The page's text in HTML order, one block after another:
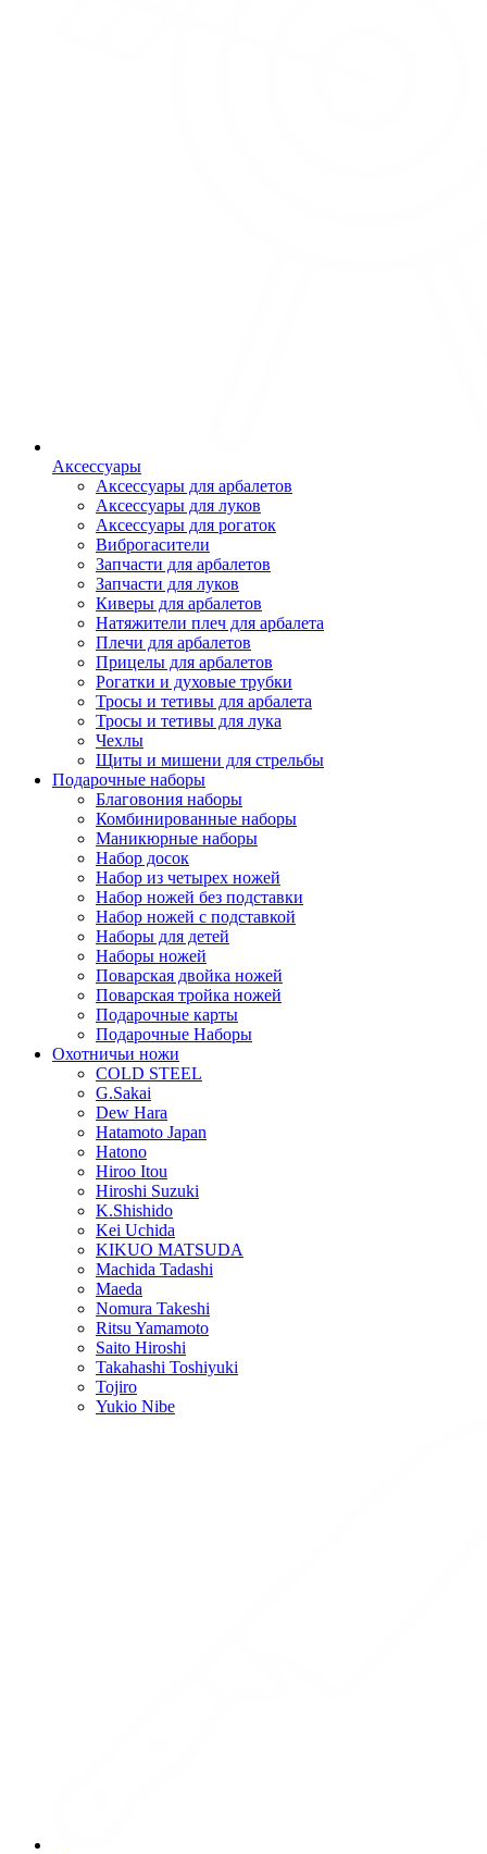
Аксессуары
Аксессуары для арбалетов
Аксессуары для луков
Аксессуары для рогаток
Виброгасители
Запчасти для арбалетов
Запчасти для луков
Киверы для арбалетов
Натяжители плеч для арбалета
Плечи для арбалетов
Прицелы для арбалетов
Рогатки и духовые трубки
Тросы и тетивы для арбалета
Тросы и тетивы для лука
Чехлы
Щиты и мишени для стрельбы
Подарочные наборы
Благовония наборы
Комбинированные наборы
Маникюрные наборы
Набор досок
Набор из четырех ножей
Набор ножей без подставки
Набор ножей с подставкой
Наборы для детей
Наборы ножей
Поварская двойка ножей
Поварская тройка ножей
Подарочные карты
Подарочные Наборы
Охотничьи ножи
COLD STEEL
G.Sakai
Dew Hara
Hatamoto Japan
Hatono
Hiroo Itou
Hiroshi Suzuki
K.Shishido
Kei Uchida
KIKUO MATSUDA
Machida Tadashi
Maeda
Nomura Takeshi
Ritsu Yamamoto
Saito Hiroshi
Takahashi Toshiyuki
Tojiro
Yukio Nibe